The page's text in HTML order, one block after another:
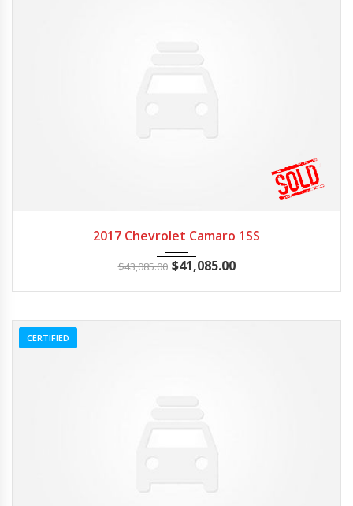
2017 Chevrolet Camaro 1SS
$43,085.00 $41,085.00
CERTIFIED